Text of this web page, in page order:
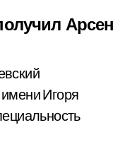
Арсен
имени Игоря